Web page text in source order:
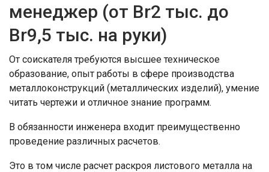
менеджер (от Br2 тыс. до
Br9,5 тыс. на руки)
От соискателя требуются высшее техническое
образование, опыт работы в сфере производства
металлоконструкций (металлических изделий), умение
читать чертежи и отличное знание программ.
В обязанности инженера входит преимущественно
проведение различных расчетов.
Это в том числе расчет раскроя листового металла на